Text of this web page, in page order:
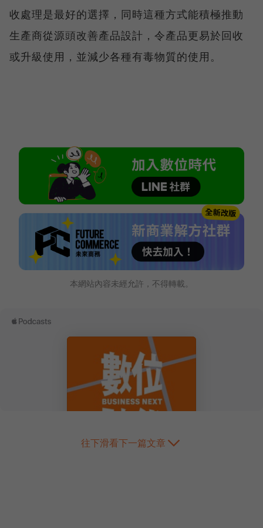
收處理是最好的選擇，同時這種方式能積極推動
生產商從源頭改善產品設計，令產品更易於回收
或升級使用，並減少各種有毒物質的使用。
本網站內容未經允許，不得轉載。
往下滑看下一篇文章